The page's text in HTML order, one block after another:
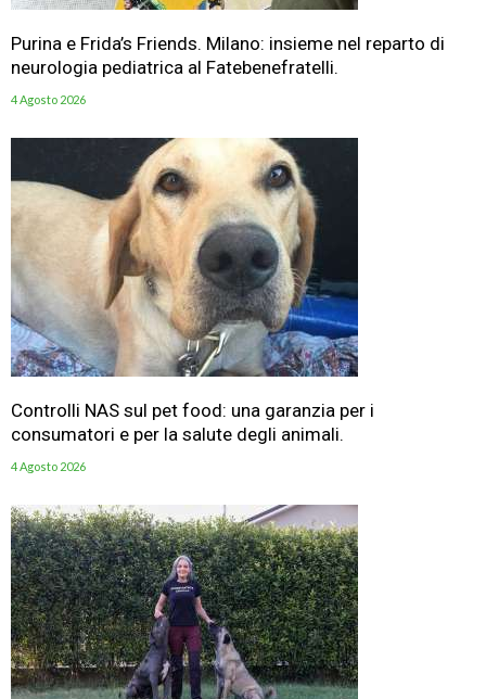
Purina e Frida’s Friends. Milano: insieme nel reparto di
neurologia pediatrica al Fatebenefratelli.
4 Agosto 2026
Controlli NAS sul pet food: una garanzia per i
consumatori e per la salute degli animali.
4 Agosto 2026